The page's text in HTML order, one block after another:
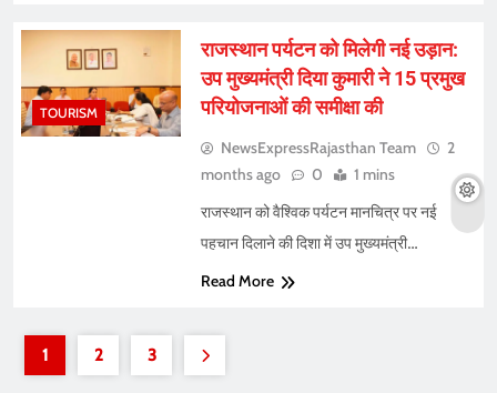
TOURISM
राजस्थान पर्यटन को मिलेगी नई उड़ान:
उप मुख्यमंत्री दिया कुमारी ने 15 प्रमुख
परियोजनाओं की समीक्षा की
NewsExpressRajasthan Team
2
months ago
0 1 mins
राजस्थान को वैश्विक पर्यटन मानचित्र पर नई
पहचान दिलाने की दिशा में उप मुख्यमंत्री…
Read More
1 2 3